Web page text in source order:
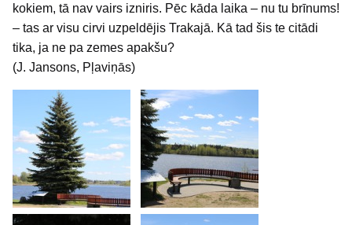
kokiem, tā nav vairs izniris. Pēc kāda laika – nu tu brīnums!
– tas ar visu cirvi uzpeldējis Trakajā. Kā tad šis te citādi
tika, ja ne pa zemes apakšu?
(J. Jansons, Pļaviņās)